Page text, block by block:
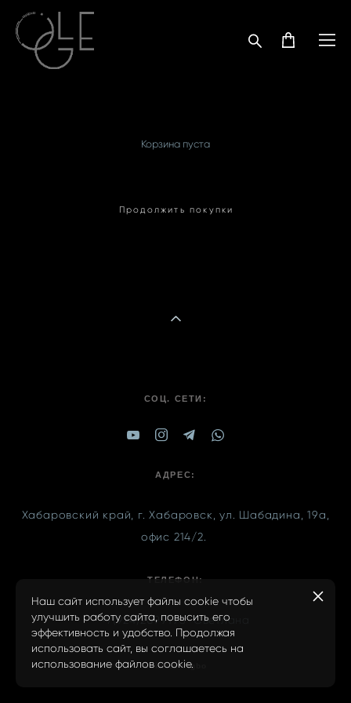
Корзина пуста
Продолжить покупки
СОЦ. СЕТИ:
АДРЕС:
Хабаровский край, г. Хабаровск, ул. Шабадина, 19а,
офис 214/2.
ТЕЛЕФОН:
+7(924)2099195 Светлана
сайт от vigbo
Наш сайт использует файлы cookie чтобы
улучшить работу сайта, повысить его
эффективность и удобство. Продолжая
использовать сайт, вы соглашаетесь на
использование файлов cookie.